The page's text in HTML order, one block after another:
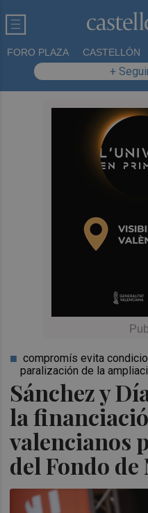
FORO PLAZA CASTELLÓN
+
Sánchez y
la
valencianos
del Fondo
compromís evita
paralización de la